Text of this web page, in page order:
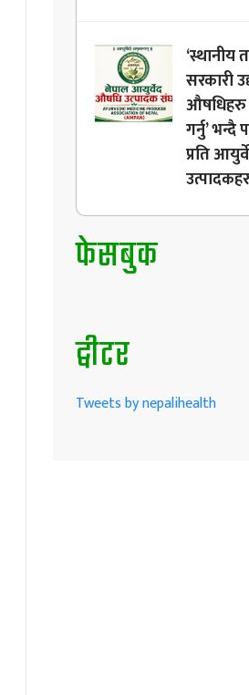
‘स्थानीय
सरकारी
औषधिहरु
गर्नु’ भन्दै
प्रति
फेसबुक
ट्वीटर
Tweets by nepalihealth